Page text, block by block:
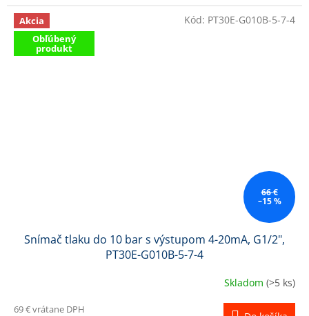
Akcia
Obľúbený
produkt
66 €
–15 %
Snímač tlaku do 10 bar s výstupom 4-20mA, G1/2",
PT30E-G010B-5-7-4
Skladom (>5 ks)
69 € vrátane DPH
Kód: PT30E-G010B-5-7-4